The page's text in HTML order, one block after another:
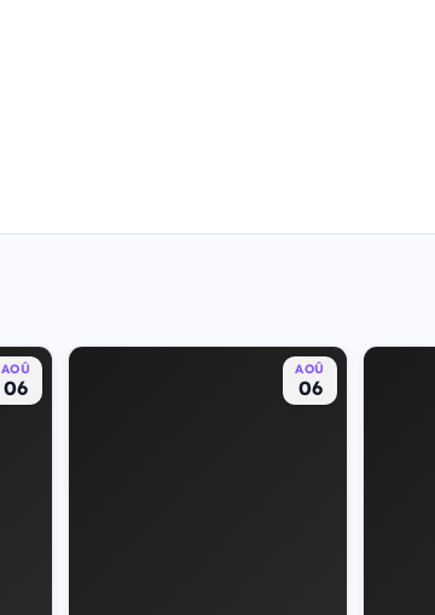
AOÛ
06
AOÛ
06